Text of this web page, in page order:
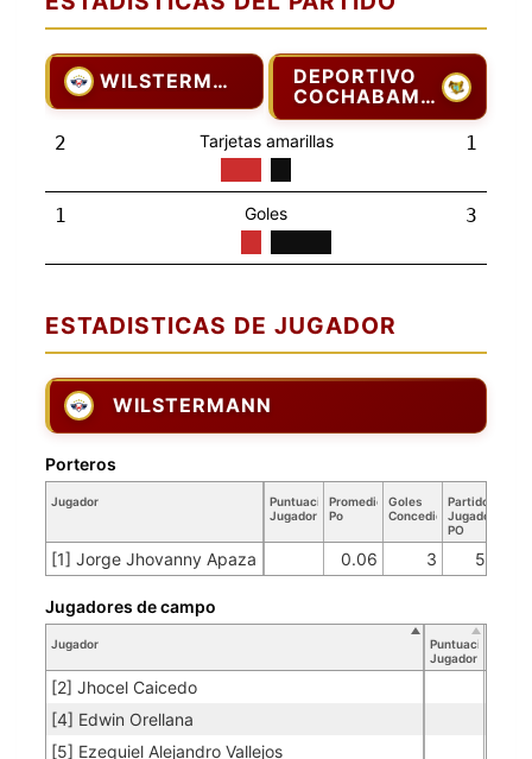
WILSTERMANN
DEPORTIVO
COCHABAMBA
2 Tarjetas amarillas 1
1 Goles 3
ESTADISTICAS DE JUGADOR
WILSTERMANN
Jugador
Puntuación
Jugador
Promedio
Po
Goles
Concedidos
Partidos
Jugador
PO
[1] Jorge Jhovanny Apaza 0.06 3 50
Porteros
Jugador
Puntuación
Jugador
[2] Jhocel Caicedo
[4] Edwin Orellana
[5] Ezequiel Alejandro Vallejos
Jugadores de campo